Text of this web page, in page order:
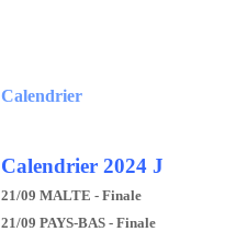
Calendrier
Calendrier 2024 J
21/09 MALTE - Finale
21/09 PAYS-BAS - Finale